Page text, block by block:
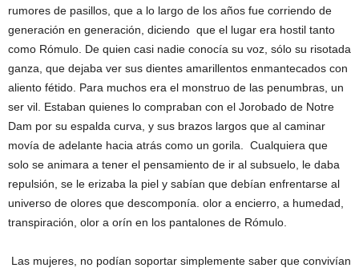
rumores de pasillos, que a lo largo de los años fue corriendo de
generación en generación, diciendo que el lugar era hostil tanto
como Rómulo. De quien casi nadie conocía su voz, sólo su risotada
ganza, que dejaba ver sus dientes amarillentos enmantecados con
aliento fétido. Para muchos era el monstruo de las penumbras, un
ser vil. Estaban quienes lo compraban con el Jorobado de Notre
Dam por su espalda curva, y sus brazos largos que al caminar
movía de adelante hacia atrás como un gorila. Cualquiera que
solo se animara a tener el pensamiento de ir al subsuelo, le daba
repulsión, se le erizaba la piel y sabían que debían enfrentarse al
universo de olores que descomponía. olor a encierro, a humedad,
transpiración, olor a orín en los pantalones de Rómulo.
Las mujeres, no podían soportar simplemente saber que convivían